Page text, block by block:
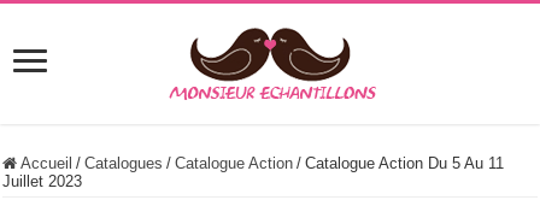
Accueil / Catalogues / Catalogue Action / Catalogue Action Du 5 Au 11
Juillet 2023